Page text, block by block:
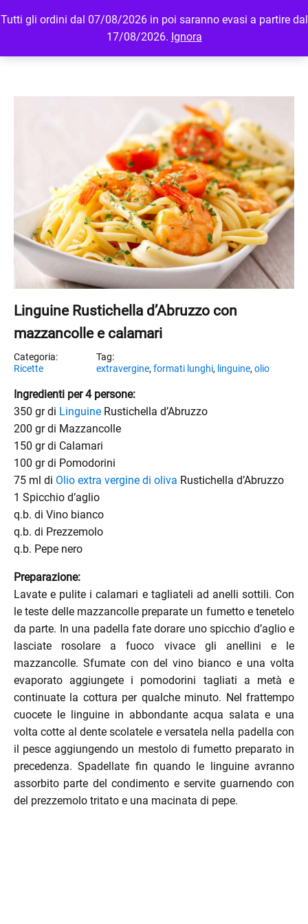
Tutti gli ordini dal 07/08/2026 in poi saranno evasi a partire dal
17/08/2026. Ignora
MENU LOGIN
Linguine Rustichella d’Abruzzo con
mazzancolle e calamari
Ricette extravergine, formati lunghi, linguine, olio
Ingredienti per 4 persone:
350 gr di Linguine Rustichella d’Abruzzo
200 gr di Mazzancolle
150 gr di Calamari
100 gr di Pomodorini
75 ml di Olio extra vergine di oliva Rustichella d’Abruzzo
1 Spicchio d’aglio
q.b. di Vino bianco
q.b. di Prezzemolo
q.b. Pepe nero
Preparazione:
Lavate e pulite i calamari e tagliateli ad anelli sottili. Con
le teste delle mazzancolle preparate un fumetto e tenetelo
da parte. In una padella fate dorare uno spicchio d’aglio e
lasciate rosolare a fuoco vivace gli anellini e le
mazzancolle. Sfumate con del vino bianco e una volta
evaporato aggiungete i pomodorini tagliati a metà e
continuate la cottura per qualche minuto. Nel frattempo
cuocete le linguine in abbondante acqua salata e una
volta cotte al dente scolatele e versatela nella padella con
il pesce aggiungendo un mestolo di fumetto preparato in
precedenza. Spadellate fin quando le linguine avranno
assorbito parte del condimento e servite guarnendo con
del prezzemolo tritato e una macinata di pepe.